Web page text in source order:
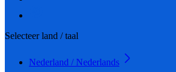
Selecteer land / taal
Nederland / Nederlands